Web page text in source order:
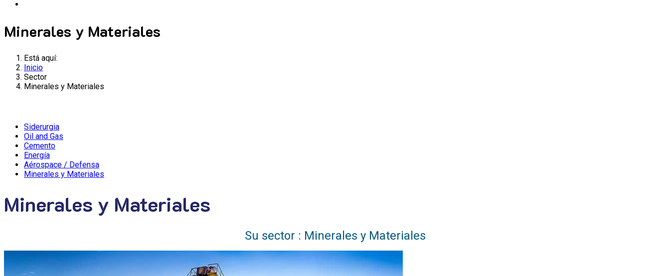
Minerales y Materiales
Está aquí:
Inicio
Sector
Minerales y Materiales
Siderurgia
Oil and Gas
Cemento
Energía
Aérospace / Defensa
Minerales y Materiales
Minerales y Materiales
Su sector : Minerales y Materiales